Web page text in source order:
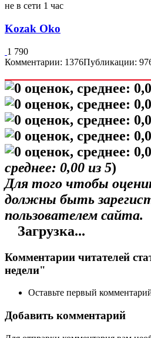
не в сети 1 час
Kozak Oko
1 790
Комментарии: 1376Публикации:
среднее: 0,00 из 5)
Для того чтобы
должны быть
пользователем сайта.
Загрузка...
Комментарии читателей
недели"
Оставьте первый
Добавить комментарий